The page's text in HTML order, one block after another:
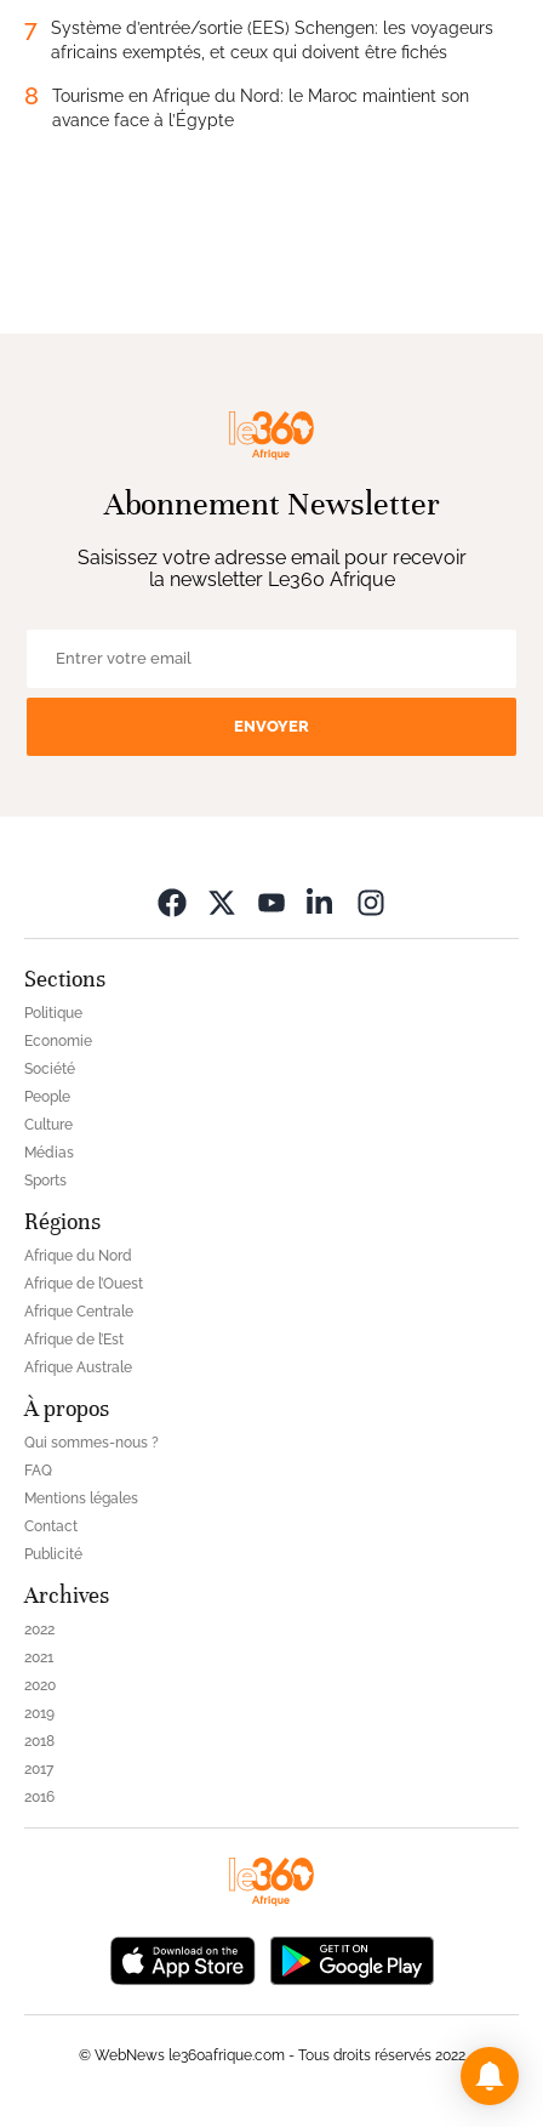
7
Système d’entrée/sortie (EES) Schengen: les voyageurs
africains exemptés, et ceux qui doivent être fichés
8
Tourisme en Afrique du Nord: le Maroc maintient son
avance face à l’Égypte
Abonnement Newsletter
Saisissez votre adresse email pour recevoir
la newsletter Le360 Afrique
ENVOYER
Sections
Politique
Economie
Société
People
Culture
Médias
Sports
Régions
Afrique du Nord
Afrique de l’Ouest
Afrique Centrale
Afrique de l’Est
Afrique Australe
À propos
Qui sommes-nous ?
FAQ
Mentions légales
Contact
Publicité
Archives
2022
2021
2020
2019
2018
2017
2016
© WebNews le360afrique.com - Tous droits réservés 2022